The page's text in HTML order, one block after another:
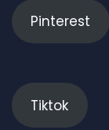
Pinterest
Tiktok